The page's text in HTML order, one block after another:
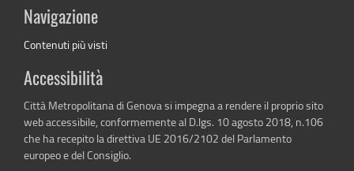
Navigazione
Contenuti più visti
Accessibilità
Città Metropolitana di Genova si impegna a rendere il proprio sito
web accessibile, conformemente al D.lgs. 10 agosto 2018, n.106
che ha recepito la direttiva UE 2016/2102 del Parlamento
europeo e del Consiglio.